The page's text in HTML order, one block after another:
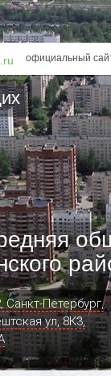
.ru официальный
Санкт-Петербург,
ул, 8К3,